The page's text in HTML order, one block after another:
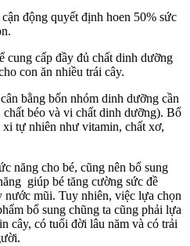
động quyết định hoen 50% sức
cung cấp đầy đủ chất dinh dưỡng
con ăn nhiều trái cây.
bằng bốn nhóm dinh dưỡng cần
béo và vi chất dinh dưỡng). Bổ
tự nhiên như vitamin, chất xơ,
năng cho bé, cũng nên bổ sung
giúp bé tăng cường sức đề
nước mũi. Tuy nhiên, việc lựa chọn
bổ sung chũng ta cũng phải lựa
cây, có tuổi đời lâu năm và có trải